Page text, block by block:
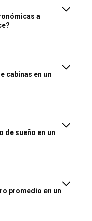
un catamarán
internacional
licencia VHF. La
un currículum
a
cabinas en un
de sueño en un
promedio en un